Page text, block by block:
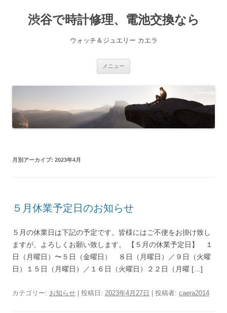
渋谷で時計修理、電池交換なら
ウォッチ＆ジュエリー カエラ
メニュー
ス
キ
プ
月別アーカイブ: 2023年4月
５月休業予定日のお知らせ
５月の休業日は下記の予定です。皆様にはご不便をお掛け致し
ますが、よろしくお願い致します。 【５月の休業予定日】 １
日（月曜日）〜５日（金曜日） ８日（月曜日）／９日（火曜
日）１５日（月曜日）／１６日（火曜日）２２日（月曜 […]
カテゴリー: お知らせ | 投稿日: 2023年4月27日 投稿者: caera2014